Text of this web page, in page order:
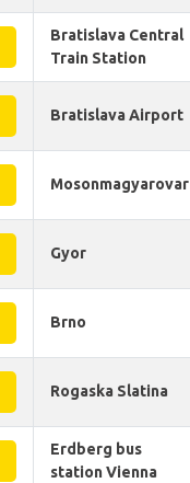
Bratislava Central
Train Station
Bratislava Airport
Mosonmagyarovar
Gyor
Brno
Rogaska Slatina
Erdberg bus
station Vienna